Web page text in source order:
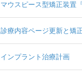
マウスピース型矯正装置
診療内容ページ更新と矯
インプラント治療計画